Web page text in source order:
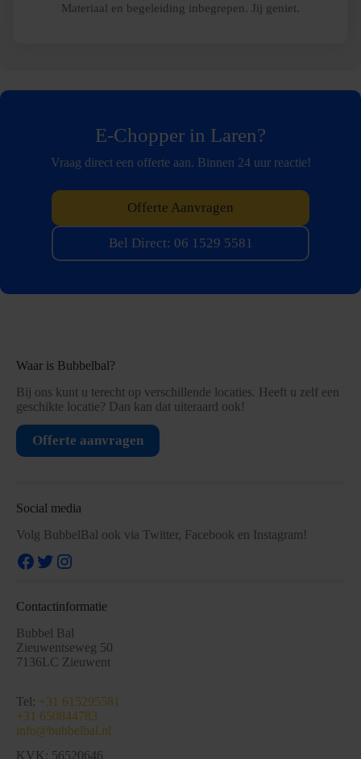
Materiaal en begeleiding inbegrepen. Jij geniet.
E-Chopper in Laren?
Vraag direct een offerte aan. Binnen 24 uur reactie!
Offerte Aanvragen
Bel Direct: 06 1529 5581
Waar is Bubbelbal?
Bij ons kunt u terecht op verschillende locaties. Heeft u zelf een
geschikte locatie? Dan kan dat uiteraard ook!
Offerte aanvragen
Social media
Volg BubbelBal ook via Twitter, Facebook en Instagram!
Facebook
Twitter
Instagram
Contactinformatie
Bubbel Bal
Zieuwentseweg 50
7136LC Zieuwent
Tel: +31 615295581
+31 650844783
info@bubbelbal.nl
KVK: 56520646